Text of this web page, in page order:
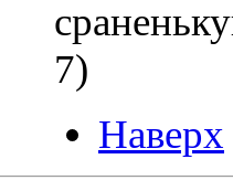
7)
Наверх